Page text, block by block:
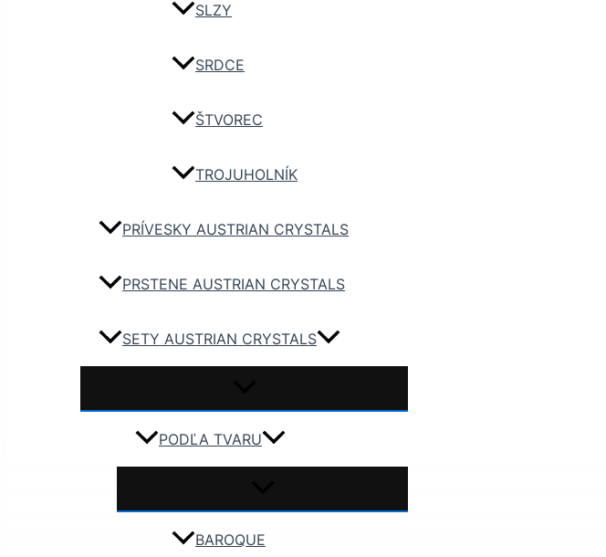
SLZY
SRDCE
ŠTVOREC
TROJUHOLNÍK
PRÍVESKY AUSTRIAN CRYSTALS
PRSTENE AUSTRIAN CRYSTALS
SETY AUSTRIAN CRYSTALS
PODĽA TVARU
BAROQUE